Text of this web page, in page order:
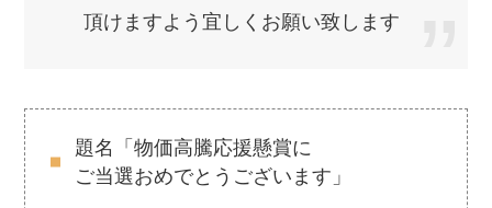
頂けますよう宜しくお願い致します
題名「物価高騰応援懸賞に
ご当選おめでとうございます」